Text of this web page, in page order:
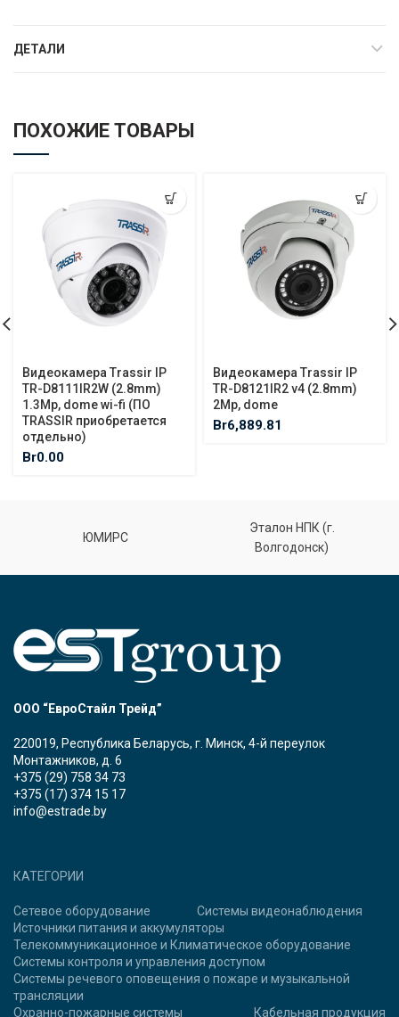
ДЕТАЛИ
ПОХОЖИЕ ТОВАРЫ
Видеокамера Trassir IP
TR-D8111IR2W (2.8mm)
1.3Mp, dome wi-fi (ПО
TRASSIR приобретается
отдельно)
Br0.00
Видеокамера Trassir IP
TR-D8121IR2 v4 (2.8mm)
2Mp, dome
Br6,889.81
ЮМИРС
Эталон НПК (г.
Волгодонск)
ООО “ЕвроСтайл Трейд”
220019, Республика Беларусь, г. Минск, 4-й переулок
Монтажников, д. 6
+375 (29) 758 34 73
+375 (17) 374 15 17
info@estrade.by
КАТЕГОРИИ
Сетевое оборудование
Системы видеонаблюдения
Источники питания и аккумуляторы
Телекоммуникационное и Климатическое оборудование
Системы контроля и управления доступом
Системы речевого оповещения о пожаре и музыкальной
трансляции
Охранно-пожарные системы
Кабельная продукция